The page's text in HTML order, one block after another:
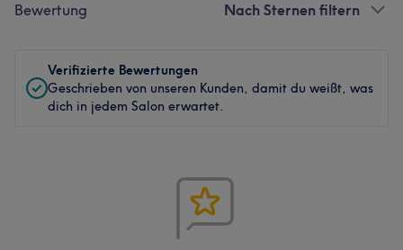
Bewertung Nach Sternen filtern
Verifizierte Bewertungen
Geschrieben von unseren Kunden, damit du weißt, was
dich in jedem Salon erwartet.